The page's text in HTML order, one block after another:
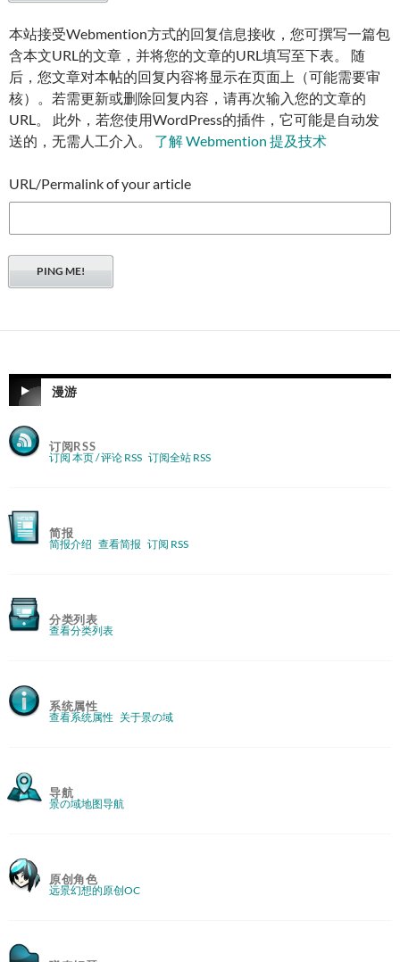
本站接受Webmention方式的回复信息接收，您可撰写一篇包
含本文URL的文章，并将您的文章的URL填写至下表。 随
后，您文章对本帖的回复内容将显示在页面上（可能需要审
核）。若需更新或删除回复内容，请再次输入您的文章的
URL。 此外，若您使用WordPress的插件，它可能是自动发
送的，无需人工介入。 了解 Webmention 提及技术
URL/Permalink of your article
漫游
订阅RSS
订阅 本页 / 评论 RSS 订阅全站 RSS
简报
简报介绍 查看简报 订阅 RSS
分类列表
查看分类列表
系统属性
查看系统属性 关于景の域
导航
景の域地图导航
原创角色
远景幻想的原创OC